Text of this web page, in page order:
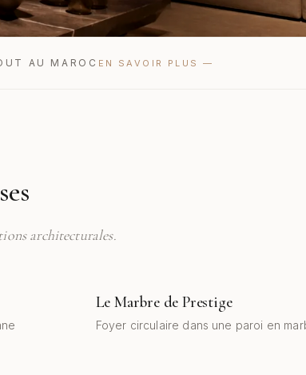
AU MAROC EN SAVOIR PLUS —
architecturales.
AVANT
Le Marbre de Prestige
Foyer circulaire dans une paroi en